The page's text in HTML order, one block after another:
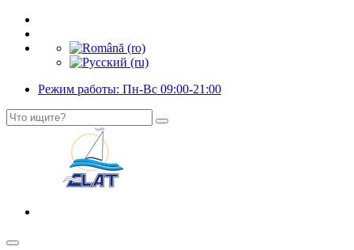
Режим работы: Пн-Вс 09:00-21:00